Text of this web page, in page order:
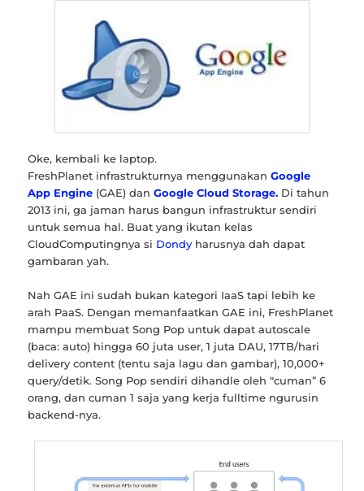
Oke, kembali ke laptop.
FreshPlanet infrastrukturnya menggunakanGoogle
App Engine (GAE) danGoogle Cloud Storage. Di tahun
2013 ini, ga jaman harus bangun infrastruktur sendiri
untuk semua hal. Buat yang ikutan kelas
CloudComputingnya si Dondy harusnya dah dapat
gambaran yah.
Nah GAE ini sudah bukan kategori IaaS tapi lebih ke
arah PaaS. Dengan memanfaatkan GAE ini, FreshPlanet
mampu membuat Song Pop untuk dapat autoscale
(baca: auto) hingga 60 juta user, 1 juta DAU, 17TB/hari
delivery content (tentu saja lagu dan gambar), 10,000+
query/detik. Song Pop sendiri dihandle oleh “cuman” 6
orang, dan cuman 1 saja yang kerja fulltime ngurusin
backend-nya.